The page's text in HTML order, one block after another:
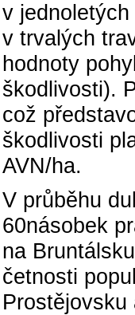
v
v trvalých
hodnoty
škodlivosti).
což
škodlivosti
AVN/ha.
V průběhu
60násobek
na
četnosti